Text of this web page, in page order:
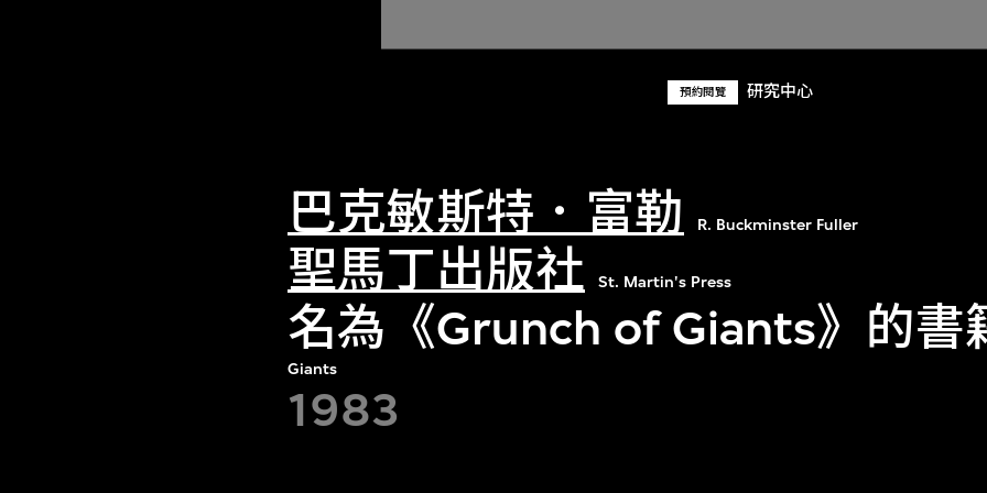
預約閱覽 研究中心
巴克敏斯特．富勒 R. Buckminster Fuller
聖馬丁出版社 St. Martin's Press
名為《Grunch of Giants》的書
Giants
1983